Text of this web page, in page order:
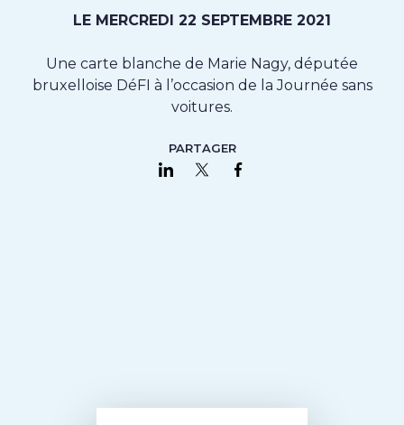
LE MERCREDI 22 SEPTEMBRE 2021
Une carte blanche de Marie Nagy, députée
bruxelloise DéFI à l’occasion de la Journée sans
voitures.
PARTAGER
Partager sur LinkedIn
Partager sur Twitter